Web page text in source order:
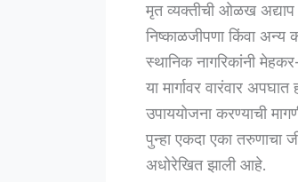
मृत व्यक्तीची ओळख अद्याप
निष्काळजीपणा किंवा
स्थानिक नागरिकांनी
या मार्गावर वारंवार
उपाययोजना करण्याची
पुन्हा एकदा एका तरुणाचा
अधोरेखित झाली आहे.